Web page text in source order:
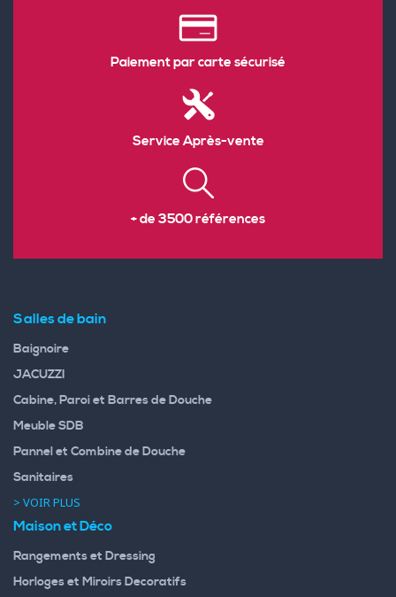
Paiement par carte sécurisé
Service Après-vente
+ de 3500 références
Salles de bain
Baignoire
JACUZZI
Cabine, Paroi et Barres de Douche
Meuble SDB
Pannel et Combine de Douche
Sanitaires
> VOIR PLUS
Maison et Déco
Rangements et Dressing
Horloges et Miroirs Decoratifs